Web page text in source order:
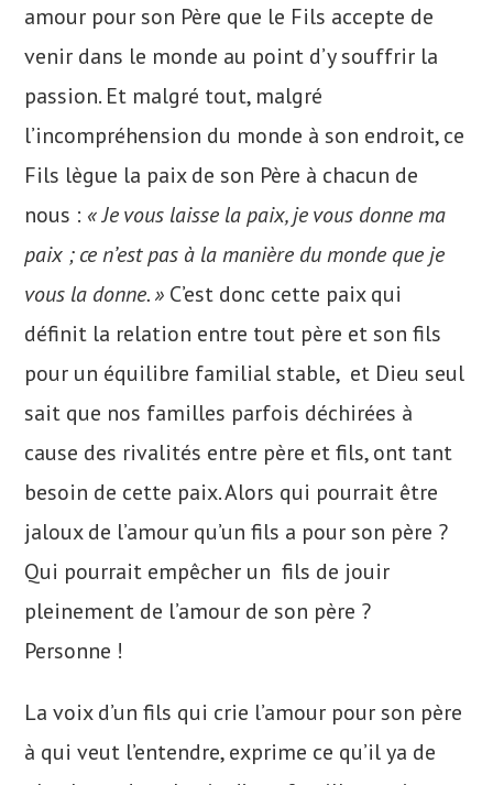
amour pour son Père que le Fils accepte de
venir dans le monde au point d’y souffrir la
passion. Et malgré tout, malgré
l’incompréhension du monde à son endroit, ce
Fils lègue la paix de son Père à chacun de
nous : « Je vous laisse la paix, je vous donne ma
paix ; ce n’est pas à la manière du monde que je
vous la donne. » C’est donc cette paix qui
définit la relation entre tout père et son fils
pour un équilibre familial stable, et Dieu seul
sait que nos familles parfois déchirées à
cause des rivalités entre père et fils, ont tant
besoin de cette paix. Alors qui pourrait être
jaloux de l’amour qu’un fils a pour son père ?
Qui pourrait empêcher un fils de jouir
pleinement de l’amour de son père ?
Personne !
La voix d’un fils qui crie l’amour pour son père
à qui veut l’entendre, exprime ce qu’il ya de